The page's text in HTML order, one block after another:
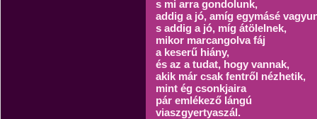
s mi arra gondolunk,
addig a jó, amíg egymásé
s addig a jó, míg átölelnek,
mikor marcangolva fáj
a keserű hiány,
és az a tudat, hogy vannak,
akik már csak fentről nézhetik,
mint ég csonkjaira
pár emlékező lángú
viaszgyertyaszál.